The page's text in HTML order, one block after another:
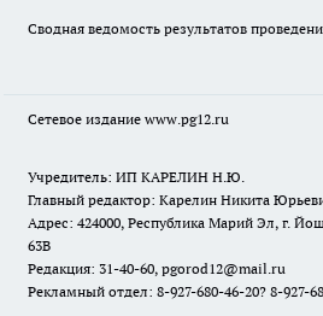
Сводная ведомость результатов
Сетевое издание www.pg12.ru
Учредитель: ИП КАРЕЛИН Н.Ю.
Главный редактор: Карелин Никита
Адрес: 424000, Республика Марий Эл, г.
63В
Редакция: 31-40-60, pgorod12@mail.ru
Рекламный отдел: 8-927-680-46-20? 8-927-